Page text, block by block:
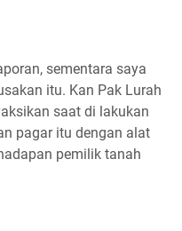
sementara saya
itu. Kan Pak Lurah
saat di lakukan
pagar itu dengan alat
pemilik tanah